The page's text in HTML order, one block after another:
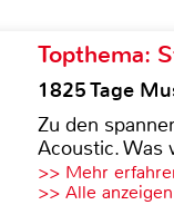
Topthema:
1825 Tage
Zu den
Acoustic. Was
>> Mehr
>> Alle anzeigen